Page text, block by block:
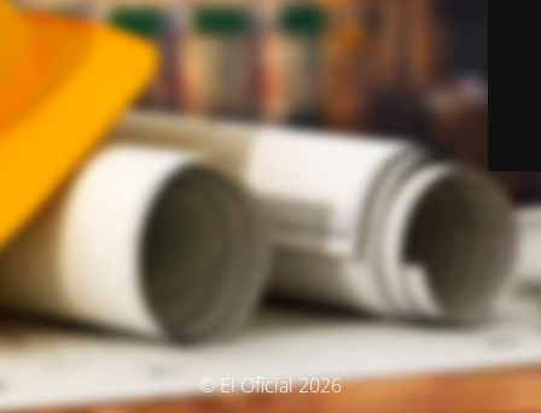
© El Oficial 2026